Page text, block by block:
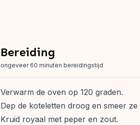
Bereiding
ongeveer 60 minuten bereidingstijd
Verwarm de oven op 120 graden.
Dep de koteletten droog en smeer
Kruid royaal met peper en zout.